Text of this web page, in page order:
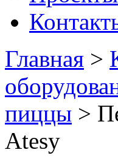
Главная >
пиццы >
Atesy